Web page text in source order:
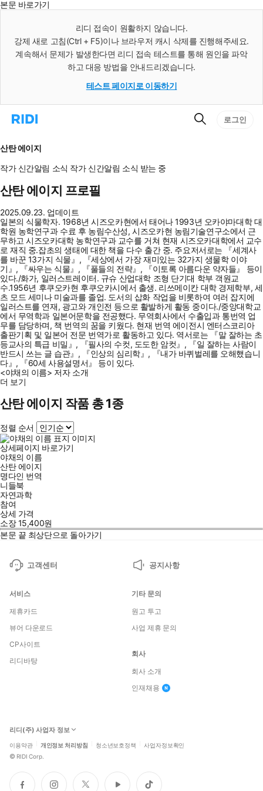
본문 바로가기
리디 접속이 원활하지 않습니다.
강제 새로 고침(Ctrl + F5)이나 브라우저 캐시 삭제를 진행해주세요.
계속해서 문제가 발생한다면 리디 접속 테스트를 통해 원인을 파악
하고 대응 방법을 안내드리겠습니다.
테스트 페이지로 이동하기
리
으
로
이
동
검
로그인
산탄 에이지
작가 신간알림 소식 작가 신간알림 소식 받는 중
산탄 에이지 프로필
2025.09.23. 업데이트
일본의 식물학자. 1968년 시즈오카현에서 태어나 1993년 오카야마대학 대
학원 농학연구과 수료 후 농림수산성, 시즈오카현 농림기술연구소에서 근
무하고 시즈오카대학 농학연구과 교수를 거쳐 현재 시즈오카대학에서 교수
로 재직 중.잡초의 생태에 대한 책을 다수 출간 중. 주요저서로는 『세계사
를 바꾼 13가지 식물』, 『세상에서 가장 재미있는 32가지 생물학 이야
기』, 『싸우는 식물』, 『풀들의 전략』, 『이토록 아름다운 약자들』 등이
있다./화가, 일러스트레이터. 규슈 산업대학 조형 단기대 학부 객원교
수.1956년 후쿠오카현 후쿠오카시에서 출생. 리쓰메이칸 대학 경제학부, 세
츠 모드 세미나 미술과를 졸업. 도서의 삽화 작업을 비롯하여 여러 잡지에
일러스트를 연재, 광고와 개인전 등으로 활발하게 활동 중이다./중앙대학교
에서 무역학과 일본어문학을 전공했다. 무역회사에서 수출입과 통번역 업
무를 담당하며, 책 번역의 꿈을 키웠다. 현재 번역 에이전시 엔터스코리아
출판기획 및 일본어 전문 번역가로 활동하고 있다. 역서로는 『말 잘하는 초
등교사의 특급 비밀』, 『필사의 수컷, 도도한 암컷』, 『일 잘하는 사람이
반드시 쓰는 글 습관』, 『인상의 심리학』, 『내가 바퀴벌레를 오해했습니
다』, 『60세 사용설명서』 등이 있다.
<야채의 이름> 저자 소개
더 보기
산탄 에이지 작품 총 1종
정렬 순서
상세페이지 바로가기
야채의 이름
산탄 에이지
명다인 번역
니들북
자연과학
참여
상세 가격
소장15,400원
본문 끝 최상단으로 돌아가기
고객센터 공지사항
서비스
제휴카드
뷰어 다운로드
CP사이트
리디바탕
기타 문의
원고 투고
사업 제휴 문의
회사
회사 소개
인재채용
리디(주) 사업자 정보
이용약관 개인정보 처리방침 청소년보호정책 사업자정보확인
© RIDI Corp.
페 인 트 유 틱